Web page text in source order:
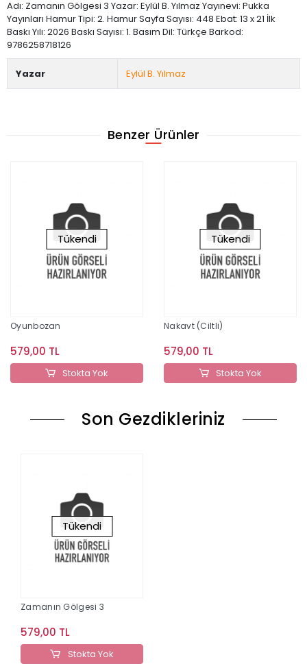
Adı: Zamanın Gölgesi 3 Yazar: Eylül B. Yılmaz Yayınevi: Pukka
Yayınları Hamur Tipi: 2. Hamur Sayfa Sayısı: 448 Ebat: 13 x 21 İlk
Baskı Yılı: 2026 Baskı Sayısı: 1. Basım Dil: Türkçe Barkod:
9786258718126
Yazar Eylül B. Yılmaz
Benzer Ürünler
Tükendi
Oyunbozan
579,00 TL
Stokta Yok
Tükendi
Nakavt (Ciltli)
579,00 TL
Stokta Yok
Son Gezdikleriniz
Tükendi
Zamanın Gölgesi 3
579,00 TL
Stokta Yok